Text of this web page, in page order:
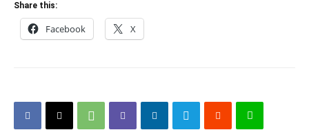
Share this:
Facebook X